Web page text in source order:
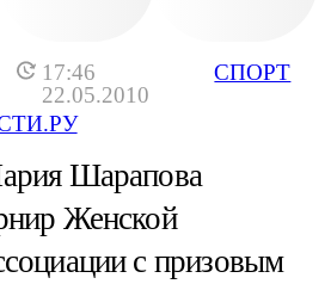
17:46
22.05.2010
СПОРТ
Шарапова
Женской
с призовым